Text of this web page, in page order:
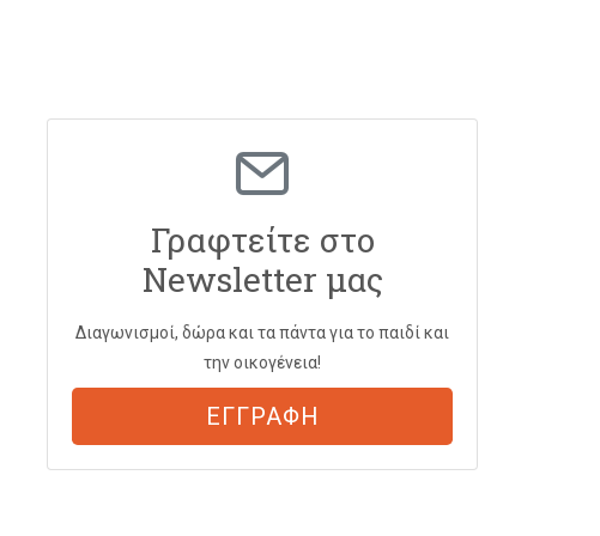
Γραφτείτε στο
Newsletter μας
Διαγωνισμοί, δώρα και τα πάντα για το παιδί και
την οικογένεια!
ΕΓΓΡΑΦΗ